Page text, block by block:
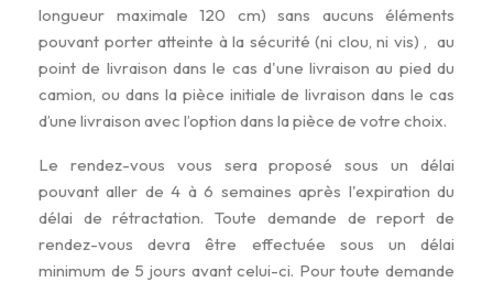
longueur maximale 120 cm) sans aucuns éléments
pouvant porter atteinte à la sécurité (ni clou, ni vis) , au
point de livraison dans le cas d'une livraison au pied du
camion, ou dans la pièce initiale de livraison dans le cas
d’une livraison avec l’option dans la pièce de votre choix.
Le rendez-vous vous sera proposé sous un délai
pouvant aller de 4 à 6 semaines après l'expiration du
délai de rétractation. Toute demande de report de
rendez-vous devra être effectuée sous un délai
minimum de 5 jours avant celui-ci. Pour toute demande